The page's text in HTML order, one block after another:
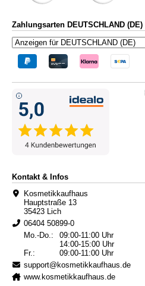
Zahlungsarten DEUTSCHLAND (DE)
Kontakt & Infos
Kosmetikkaufhaus
Hauptstraße 13
35423 Lich
06404 50899-0
Mo.-Do.:
09:00-11:00 Uhr
14:00-15:00 Uhr
Fr.:
09:00-11:00 Uhr
support@kosmetikkaufhaus.de
www.kosmetikkaufhaus.de